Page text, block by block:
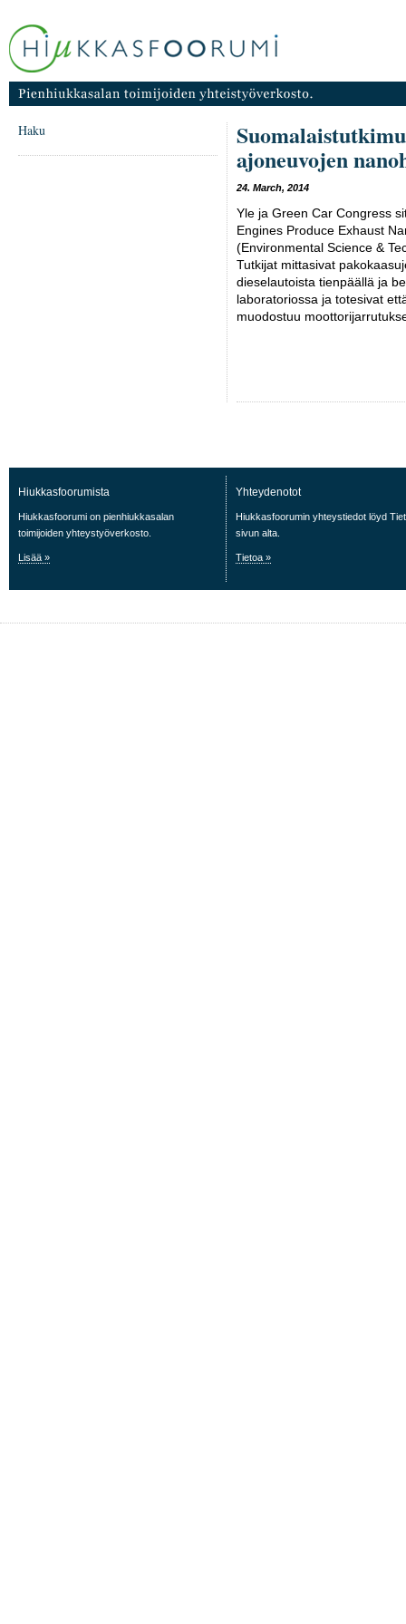
Haku
ajoneuvojen
24. March, 2014
Yle ja Green Car Congress
Engines Produce Exhaust
(Environmental Science &
Tutkijat mittasivat
dieselautoista tienpäällä ja
laboratoriossa ja totesivat
muodostuu
Hiukkasfoorumista
Hiukkasfoorumi on pienhiukkasalan
toimijoiden yhteystyöverkosto.
Lisää »
Yhteydenotot
Hiukkasfoorumin yhteystiedot löyd
sivun alta.
Tietoa »